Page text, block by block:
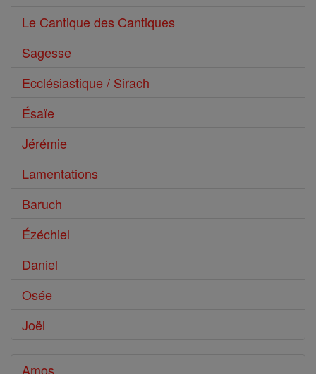
Le Cantique des Cantiques
Sagesse
Ecclésiastique / Sirach
Ésaïe
Jérémie
Lamentations
Baruch
Ézéchiel
Daniel
Osée
Joël
Amos